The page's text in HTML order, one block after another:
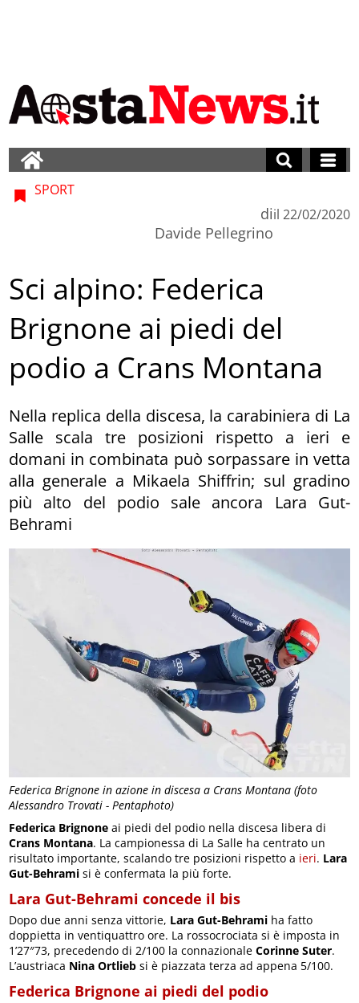
Federica Brignone in azione in discesa a Crans Montana (foto
Alessandro Trovati - Pentaphoto)
SPORT
di
Davide Pellegrino
il 22/02/2020
Sci alpino: Federica
Brignone ai piedi del
podio a Crans Montana
Nella replica della discesa, la carabiniera di La
Salle scala tre posizioni rispetto a ieri e
domani in combinata può sorpassare in vetta
alla generale a Mikaela Shiffrin; sul gradino
più alto del podio sale ancora Lara Gut-
Behrami
Federica Brignone ai piedi del podio nella discesa libera di
Crans Montana. La campionessa di La Salle ha centrato un
risultato importante, scalando tre posizioni rispetto a ieri. Lara
Gut-Behrami si è confermata la più forte.
Lara Gut-Behrami concede il bis
Dopo due anni senza vittorie, Lara Gut-Behrami ha fatto
doppietta in ventiquattro ore. La rossocrociata si è imposta in
1’27″73, precedendo di 2/100 la connazionaleCorinne Suter.
L’austriaca Nina Ortlieb si è piazzata terza ad appena 5/100.
Federica Brignone ai piedi del podio